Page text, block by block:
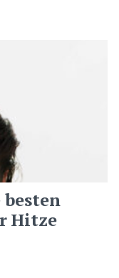
Hitze